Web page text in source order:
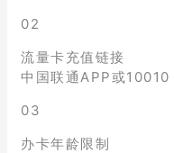
02
流量卡充值链接
中国联通APP或10010
03
办卡年龄限制